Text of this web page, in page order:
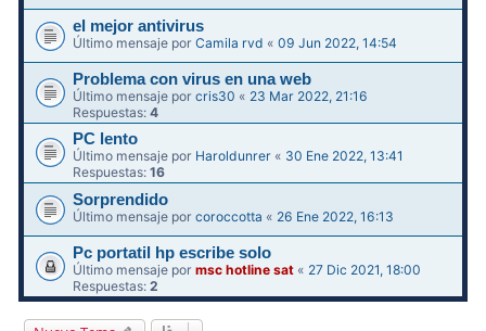
el mejor antivirus
Último mensaje porCamila rvd «09 Jun 2022, 14:54
Problema con virus en una web
Último mensaje porcris30 « 23 Mar 2022, 21:16
Respuestas:4
PC lento
Último mensaje por Haroldunrer « 30 Ene 2022, 13:41
Respuestas:16
Sorprendido
Último mensaje porcoroccotta « 26 Ene 2022, 16:13
Pc portatil hp escribe solo
Último mensaje pormsc hotline sat « 27 Dic 2021, 18:00
Respuestas:2